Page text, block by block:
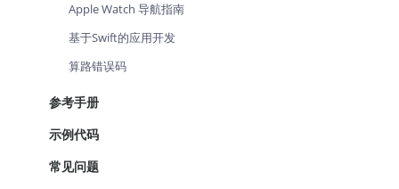
Apple Watch 导航指南
基于Swift的应用开发
算路错误码
参考手册
示例代码
常见问题